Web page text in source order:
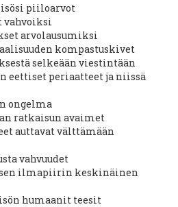
piiloarvot
vahvoiksi
arvolausumiksi
kompastuskivet
selkeään viestintään
eettiset periaatteet ja niissä
ongelma
ratkaisun avaimet
auttavat välttämään
vahvuudet
ilmapiirin keskinäinen
humaanit teesit